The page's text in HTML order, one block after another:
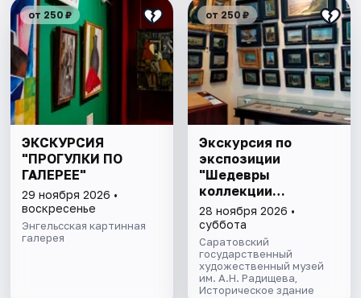
от 250 ₽
ЭКСКУРСИЯ
"ПРОГУЛКИ ПО
ГАЛЕРЕЕ"
29 ноября 2026 •
воскресенье
Энгельсская картинная
галерея
от 250 ₽
Экскурсия по
экспозиции
"Шедевры
коллекции
Радищевского
музея"
28 ноября 2026 •
суббота
Саратовский
государственный
художественный музей
им. А.Н. Радищева,
Историческое здание